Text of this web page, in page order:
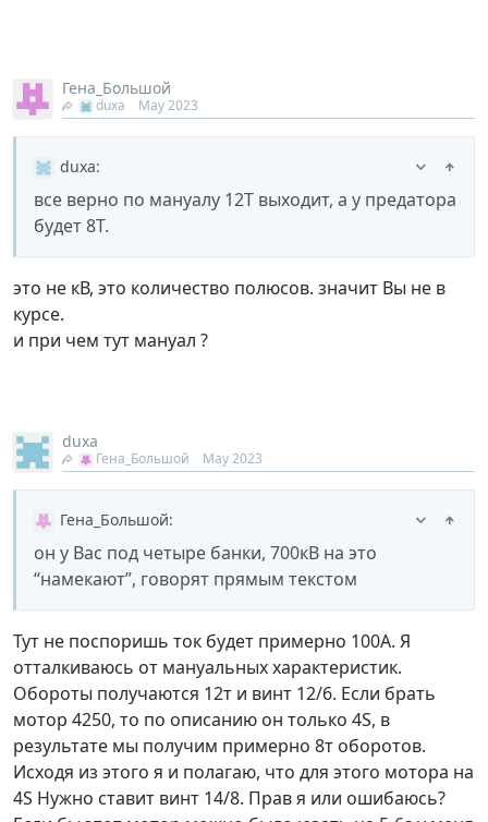
Гена_Большой
duxa May 2023
duxa:
все верно по мануалу 12Т выходит, а у предатора
будет 8Т.
это не кВ, это количество полюсов. значит Вы не в
курсе.
и при чем тут мануал ?
duxa
Гена_Большой May 2023
Гена_Большой:
он у Вас под четыре банки, 700кВ на это
“намекают”, говорят прямым текстом
Тут не поспоришь ток будет примерно 100А. Я
отталкиваюсь от мануальных характеристик.
Обороты получаются 12т и винт 12/6. Если брать
мотор 4250, то по описанию он только 4S, в
результате мы получим примерно 8т оборотов.
Исходя из этого я и полагаю, что для этого мотора на
4S Нужно ставит винт 14/8. Прав я или ошибаюсь?